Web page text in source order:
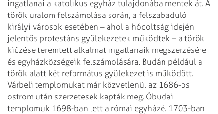
ingatlanai a katolikus egyház tulajdonába mentek át. A
török uralom felszámolása során, a felszabaduló
királyi városok esetében – ahol a hódoltság idején
jelentős protestáns gyülekezetek működtek – a török
kiűzése teremtett alkalmat ingatlanaik megszerzésére
és egyházközségeik felszámolására. Budán például a
török alatt két református gyülekezet is működött.
Várbeli templomukat már közvetlenül az 1686-os
ostrom után szerzetesek kapták meg. Óbudai
templomuk 1698-ban lett a római egyházé. 1703-ban